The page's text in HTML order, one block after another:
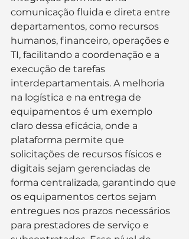
comunicação fluida e direta entre
departamentos, como recursos
humanos, financeiro, operações e
TI, facilitando a coordenação e a
execução de tarefas
interdepartamentais. A melhoria
na logística e na entrega de
equipamentos é um exemplo
claro dessa eficácia, onde a
plataforma permite que
solicitações de recursos físicos e
digitais sejam gerenciadas de
forma centralizada, garantindo que
os equipamentos certos sejam
entregues nos prazos necessários
para prestadores de serviço e